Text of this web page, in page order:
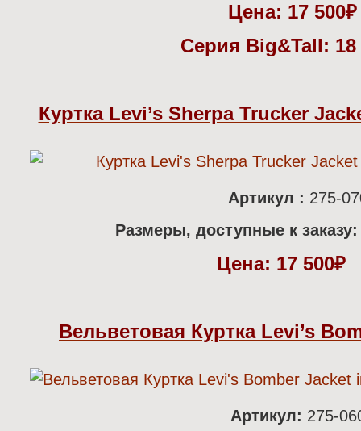
Цена: 17
Серия Big&Tall: 18
Куртка Levi’s Sherpa Trucker
Артикул : 275-
Размеры, доступные к заказу:
Цена: 17 500₽
Вельветовая Куртка Levi’s
Артикул: 275-